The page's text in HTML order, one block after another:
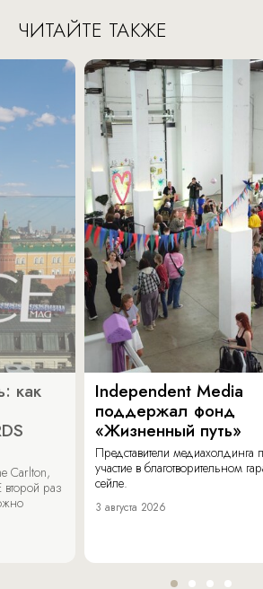
ЧИТАЙТЕ ТАКЖЕ
как
Carlton,
раз
Independent Media
поддержал фонд
«Жизненный путь»
Представители медиахолдинга
участие в благотворительном
сейле.
3 августа 2026